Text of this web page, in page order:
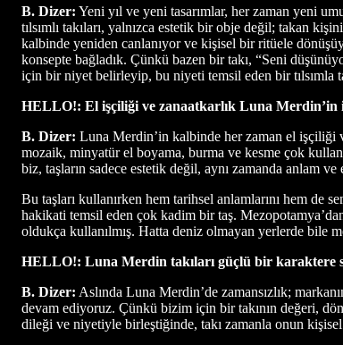
B. Dizer: Yeni yıl ve yeni tasarımlar, her zaman yeni
tılsımlı takıları, yalnızca estetik bir obje değil; takan
kalbinde yeniden canlanıyor ve kişisel bir ritüele
konsepte bağladık. Çünkü bazen bir takı, “Seni
için bir niyet belirleyip, bu niyeti temsil eden bir tılsımla
HELLO!: El işçiliği ve zanaatkarlık Luna Merdin’in
B. Dizer: Luna Merdin’in kalbinde her zaman el işçiliği
mozaik, minyatür el boyama, burma ve kesme çok
biz, taşların sadece estetik değil, aynı zamanda anlam
Bu taşları kullanırken hem tarihsel anlamlarını hem
hakikati temsil eden çok kadim bir taş.
oldukça kullanılmış. Hatta deniz olmayan yerlerde bile
HELLO!: Luna Merdin takıları güçlü bir karaktere
B. Dizer: Aslında Luna Merdin’de zamansızlık;
devam ediyoruz. Çünkü bizim için bir takının değeri,
dileği ve niyetiyle birleştiğinde, takı zamanla onun kişisel